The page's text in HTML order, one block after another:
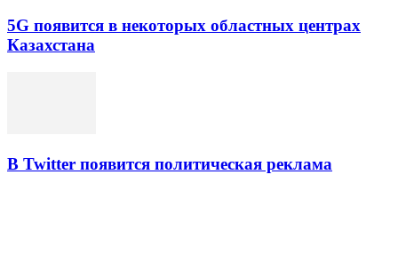
5G появится в некоторых областных центрах
Казахстана
В Twitter появится политическая реклама